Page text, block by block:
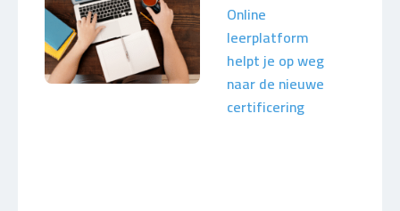
Online
leerplatform
helpt je op weg
naar de nieuwe
certificering